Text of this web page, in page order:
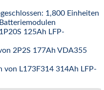
1,800 Einheiten
125Ah LFP-
2P2S 177Ah VDA355
von L173F314 314Ah LFP-